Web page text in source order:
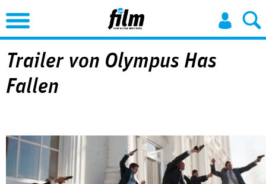
Jump to Navigation
Trailer von Olympus Has
Fallen